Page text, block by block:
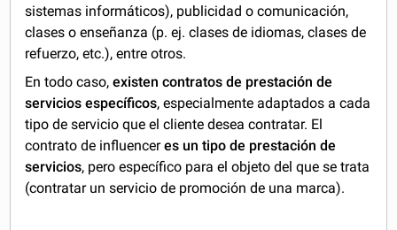
sistemas informáticos), publicidad o comunicación,
clases o enseñanza (p. ej. clases de idiomas, clases de
refuerzo, etc.), entre otros.
En todo caso,existen contratos de prestación de
servicios específicos, especialmente adaptados a cada
tipo de servicio que el cliente desea contratar. El
contrato de influenceres un tipo de prestación de
servicios, pero específico para el objeto del que se trata
(contratar un servicio de promoción de una marca).